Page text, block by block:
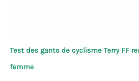
Test des gants de cyclisme Terry FF
femme